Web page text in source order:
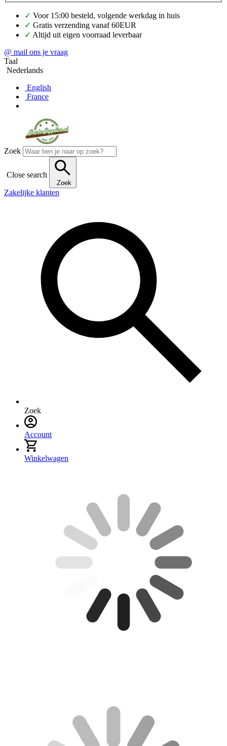
✓ Voor 15:00 besteld, volgende werkdag in huis
✓ Gratis verzending vanaf 60EUR
✓ Altijd uit eigen voorraad leverbaar
@ mail ons je vraag
Taal
Nederlands
English
France
Zoek
Close search
Zoek
Zakelijke klanten
Zoek
Account
Winkelwagen